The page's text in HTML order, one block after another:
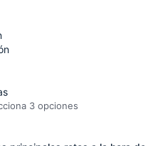
3 opciones